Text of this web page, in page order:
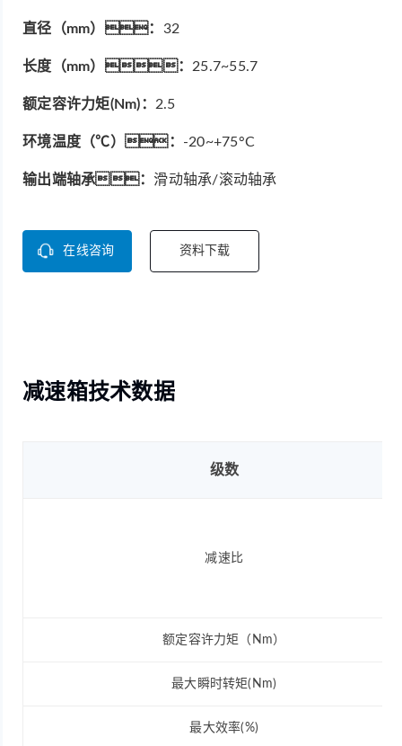
直径（mm）： 32
长度（mm）： 25.7~55.7
额定容许力矩(Nm)： 2.5
环境温度（℃）： -20~+75°C
输出端轴承： 滑动轴承/滚动轴承
在线咨询 资料下载
减速箱技术数据
级数
减速比
额定容许力矩（Nm）
最大瞬时转矩(Nm)
最大效率(%)